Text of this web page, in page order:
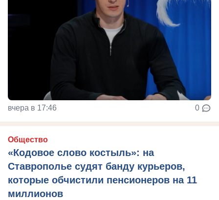
вчера в 17:46 0
Общество
«Кодовое слово костыль»: на
Ставрополье судят банду курьеров,
которые обчистили пенсионеров на 11
миллионов